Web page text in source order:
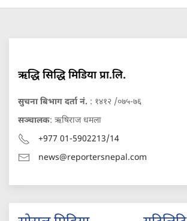
ऋद्धि सिद्धि मिडिया प्रा.लि.
सुचना बिभाग दर्ता नं. : १४१२ /०७५-७६
सञ्चालक: ऋषिराज धमला
+977 01-5902213/14
news@reportersnepal.com